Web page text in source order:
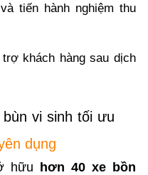
tiến hành nghiệm thu
khách hàng sau dịch
vi sinh tối ưu
dụng
hữu hơn 40 xe bồn